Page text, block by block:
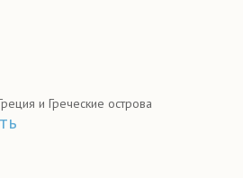
и Греческие острова